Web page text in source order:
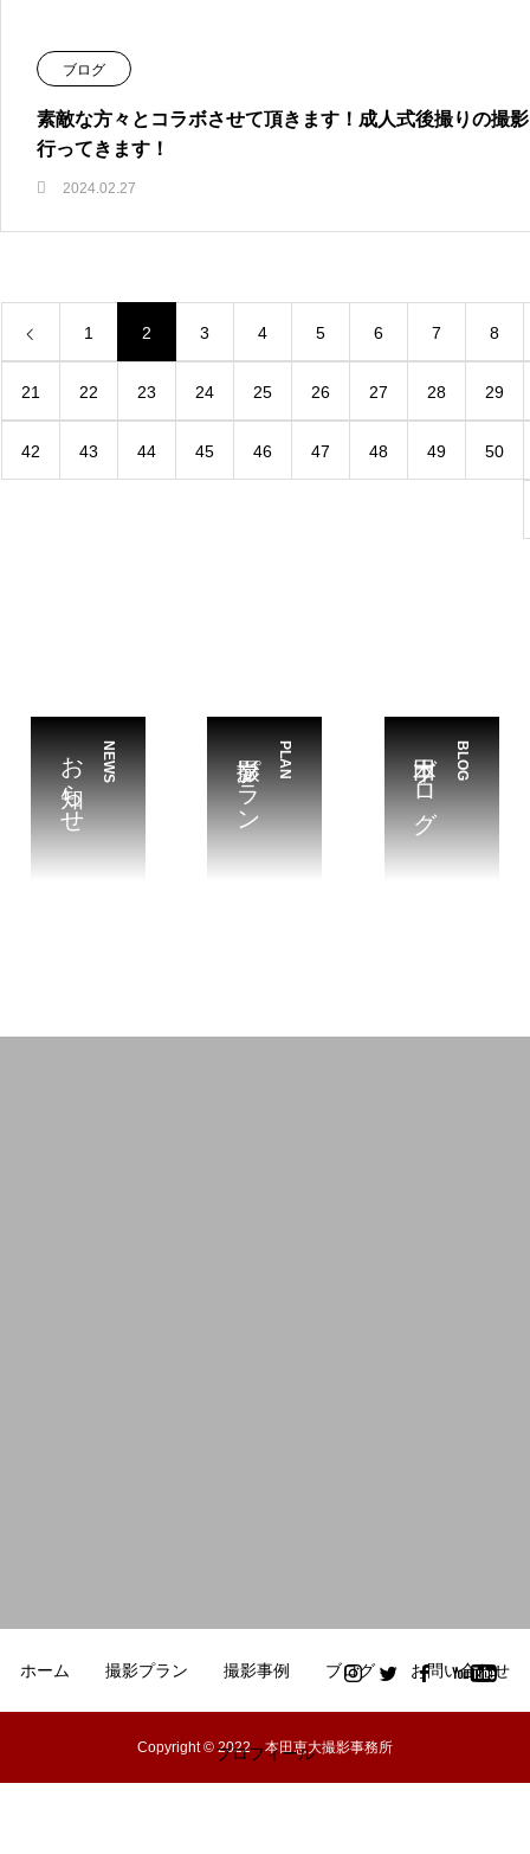
ブログ
素敵な方々とコラボさせて頂きます！成人式後撮りの撮
行ってきます！
2024.02.27
1 2 3 4 5 6 7 8
21 22 23 24 25 26 27 28 29
42 43 44 45 46 47 48 49 50
NEWS
お知らせ PLAN
撮影プラン BLOG
本田ブログ
ホーム 撮影プラン 撮影事例 ブログ お問い合わせ
プロフィール
Copyright © 2022 本田恵大撮影事務所